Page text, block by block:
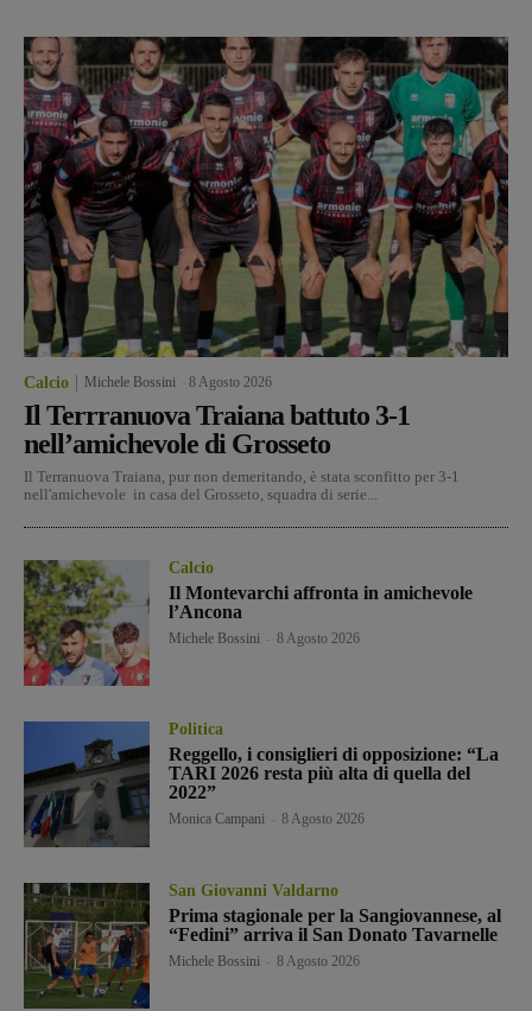
Calcio Michele Bossini 8 Agosto 2026
Il Terrranuova Traiana battuto 3-1
nell’amichevole di Grosseto
Il Terranuova Traiana, pur non demeritando, è stata sconfitto per 3-1
nell'amichevole in casa del Grosseto, squadra di serie...
Calcio
Il Montevarchi affronta in amichevole
l’Ancona
Michele Bossini 8 Agosto 2026
Politica
Reggello, i consiglieri di opposizione: “La
TARI 2026 resta più alta di quella del
2022”
Monica Campani 8 Agosto 2026
San Giovanni Valdarno
Prima stagionale per la Sangiovannese, al
“Fedini” arriva il San Donato Tavarnelle
Michele Bossini 8 Agosto 2026